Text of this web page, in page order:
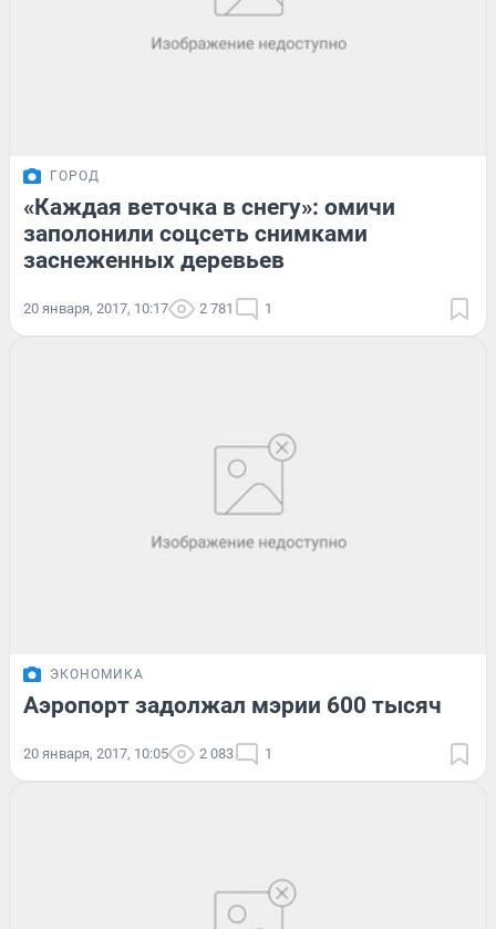
ГОРОД
«Каждая веточка в снегу»: омичи
заполонили соцсеть снимками
заснеженных деревьев
20 января, 2017, 10:17 2 781 1
ЭКОНОМИКА
Аэропорт задолжал мэрии 600 тысяч
20 января, 2017, 10:05 2 083 1